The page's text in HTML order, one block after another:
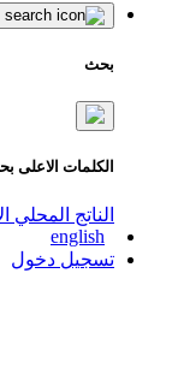
بحث
الكلمات الاعلى
الناتج المحلي
english
تسجيل دخول